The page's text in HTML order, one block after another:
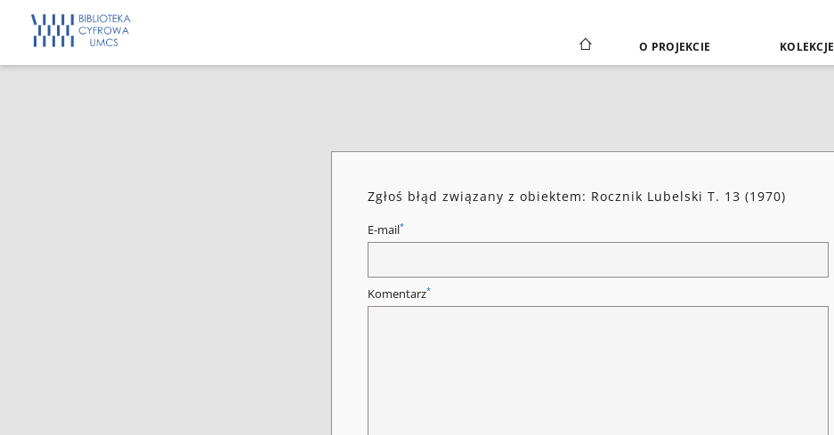
O PROJEKCIE KOLEKCJE
Zgłoś błąd związany z obiektem: Rocznik Lubelski T. 13 (1970)
E-mail*
Komentarz*